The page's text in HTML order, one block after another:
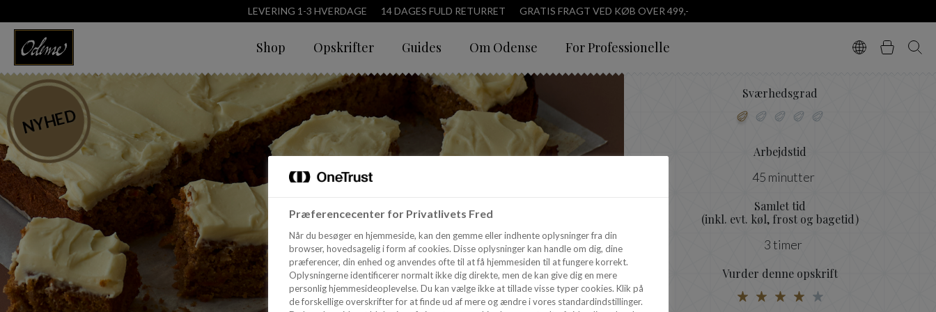
LEVERING 1-3 HVERDAGE 14 DAGES FULD RETURRET GRATIS FRAGT VED KØB OVER 499,-
Shop Opskrifter Guides Om Odense For Professionelle Vælg sprog
Kurv Søg
NYHED
Sværhedsgrad
Arbejdstid
45 minutter
Samlet tid
(inkl. evt. køl, frost og bagetid)
3 timer
Vurder denne opskrift
Præferencecenter for Privatlivets Fred
Når du besøger en hjemmeside, kan den gemme eller indhente oplysninger fra din
browser, hovedsagelig i form af cookies. Disse oplysninger kan handle om dig, dine
præferencer, din enhed og anvendes ofte til at få hjemmesiden til at fungere korrekt.
Oplysningerne identificerer normalt ikke dig direkte, men de kan give dig en mere
personlig hjemmesideoplevelse. Du kan vælge ikke at tillade visse typer cookies. Klik på
de forskellige overskrifter for at finde ud af mere og ændre i vores standardindstillinger.